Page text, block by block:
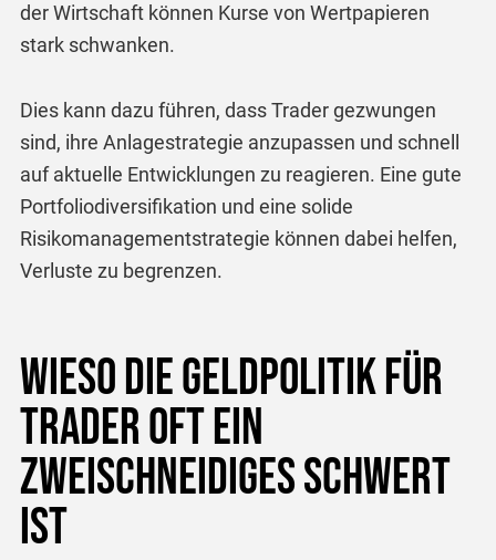
der Wirtschaft können Kurse von Wertpapieren
stark schwanken.
Dies kann dazu führen, dass Trader gezwungen
sind, ihre Anlagestrategie anzupassen und schnell
auf aktuelle Entwicklungen zu reagieren. Eine gute
Portfoliodiversifikation und eine solide
Risikomanagementstrategie können dabei helfen,
Verluste zu begrenzen.
Wieso die Geldpolitik für
Trader oft ein
zweischneidiges Schwert
ist